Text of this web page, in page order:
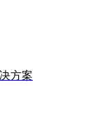
方案